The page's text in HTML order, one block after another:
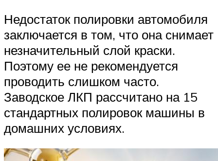
Недостаток полировки автомобиля
заключается в том, что она снимает
незначительный слой краски.
Поэтому ее не рекомендуется
проводить слишком часто.
Заводское ЛКП рассчитано на 15
стандартных полировок машины в
домашних условиях.